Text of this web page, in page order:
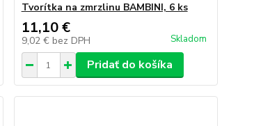
Tvorítka na zmrzlinu BAMBINI, 6 ks
11,10 €
9,02 € bez DPH Skladom
Pridať do košíka